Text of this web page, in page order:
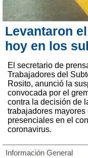
Levantaron
hoy en los
El secretario de
Trabajadores del
Rosito, anunció la
convocada por el
contra la decisión de
trabajadores
presenciales en el
coronavirus.
Información General